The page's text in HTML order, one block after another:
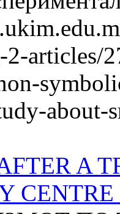
articles/
about-
A